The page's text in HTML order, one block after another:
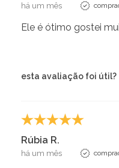
há um mês
Ele é ótimo gostei
esta avaliação foi útil?
Rúbia R.
há um mês